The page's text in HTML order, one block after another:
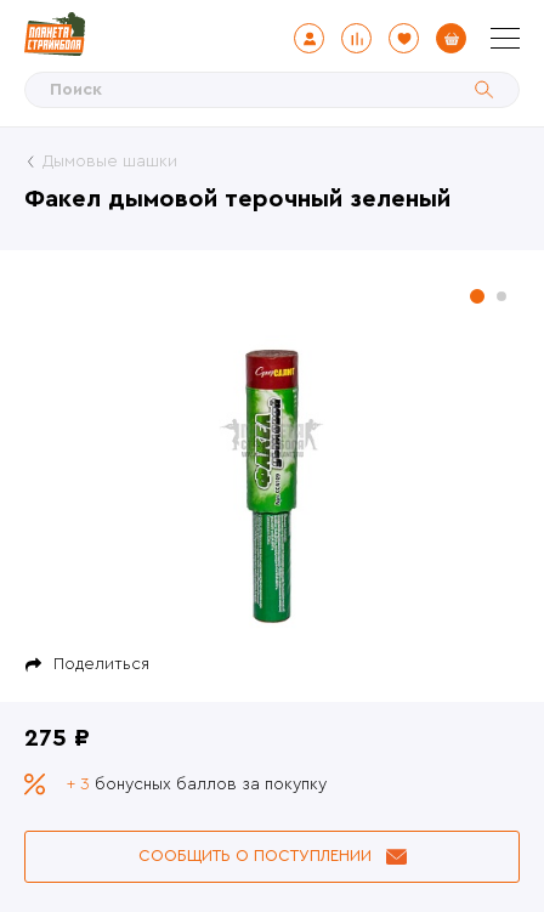
Факел дымовой терочный зеленый
Дымовые шашки
Поделиться
275 ₽
+ 3 бонусных баллов за покупку
СООБЩИТЬ О ПОСТУПЛЕНИИ